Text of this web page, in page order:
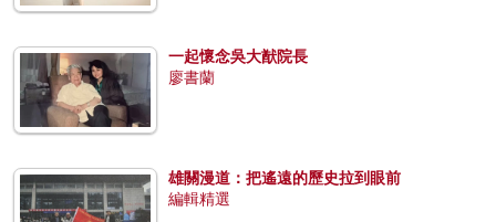
一起懷念吳大猷院長
廖書蘭
雄關漫道：把遙遠的歷史拉到眼前
編輯精選